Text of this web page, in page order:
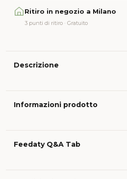
Ritiro in negozio a Milano
3 punti di ritiro · Gratuito
Descrizione
Informazioni prodotto
Feedaty Q&A Tab